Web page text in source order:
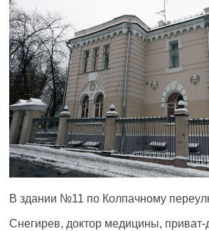
В здании №11 по Колпачному
Снегирев, доктор медицины, приват-